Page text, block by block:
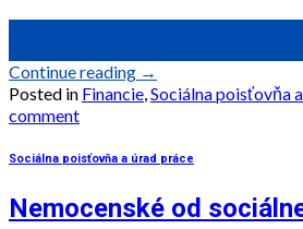
Continue reading →
Posted in Financie Sociálna poisťovňa
comment
Sociálna poisťovňa a úrad práce
Nemocenské od